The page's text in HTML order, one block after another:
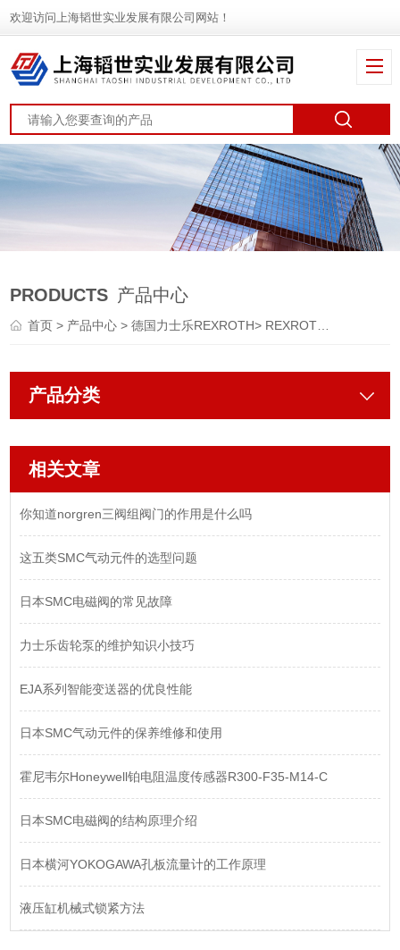
欢迎访问上海韬世实业发展有限公司网站！
PRODUCTS 产品中心
首页> 产品中心>德国力士乐REXROTH> REXROTH马达
产品分类
相关文章
你知道norgren三阀组阀门的作用是什么吗
这五类SMC气动元件的选型问题
日本SMC电磁阀的常见故障
力士乐齿轮泵的维护知识小技巧
EJA系列智能变送器的优良性能
日本SMC气动元件的保养维修和使用
霍尼韦尔Honeywell铂电阻温度传感器R300-F35-M14-C
日本SMC电磁阀的结构原理介绍
日本横河YOKOGAWA孔板流量计的工作原理
液压缸机械式锁紧方法